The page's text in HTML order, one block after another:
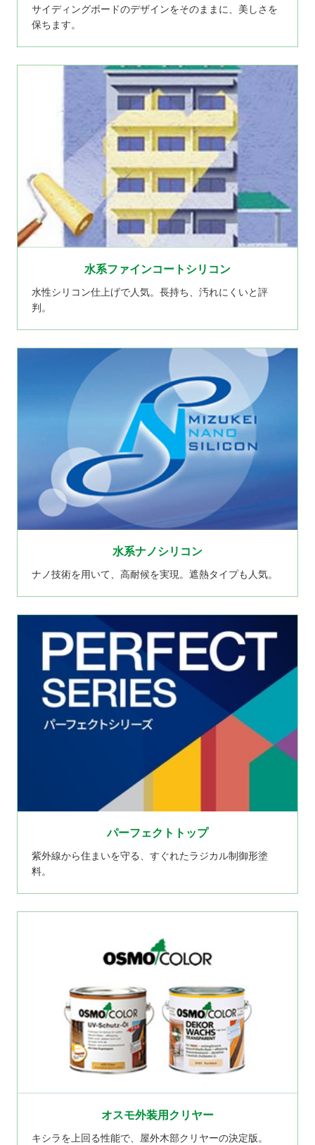
サイディングボードのデザインをそのままに、美しさを
保ちます。
水系ファインコートシリコン
水性シリコン仕上げで人気。長持ち、汚れにくいと評
判。
水系ナノシリコン
ナノ技術を用いて、高耐候を実現。遮熱タイプも人気。
パーフェクトトップ
紫外線から住まいを守る、すぐれたラジカル制御形塗
料。
オスモ外装用クリヤー
キシラを上回る性能で、屋外木部クリヤーの決定版。